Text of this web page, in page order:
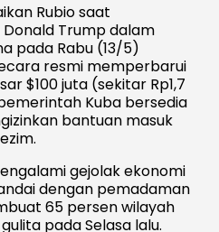
Rubio saat
Trump dalam
pada Rabu (13/5)
resmi memperbarui
$100 juta (sekitar Rp1,7
Kuba bersedia
bantuan masuk
gejolak ekonomi
dengan pemadaman
65 persen wilayah
pada Selasa lalu.